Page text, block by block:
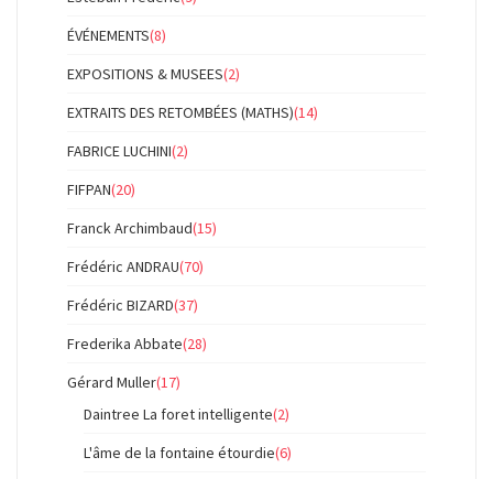
ÉVÉNEMENTS(8)
EXPOSITIONS & MUSEES(2)
EXTRAITS DES RETOMBÉES (MATHS)(14)
FABRICE LUCHINI(2)
FIFPAN(20)
Franck Archimbaud(15)
Frédéric ANDRAU(70)
Frédéric BIZARD(37)
Frederika Abbate(28)
Gérard Muller(17)
Daintree La foret intelligente(2)
L'âme de la fontaine étourdie(6)